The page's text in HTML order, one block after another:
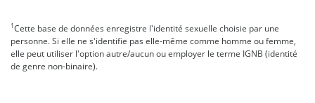
1Cette base de données enregistre l'identité sexuelle choisie par une
personne. Si elle ne s'identifie pas elle-même comme homme ou femme,
elle peut utiliser l'option autre/aucun ou employer le terme IGNB (identité
de genre non-binaire).